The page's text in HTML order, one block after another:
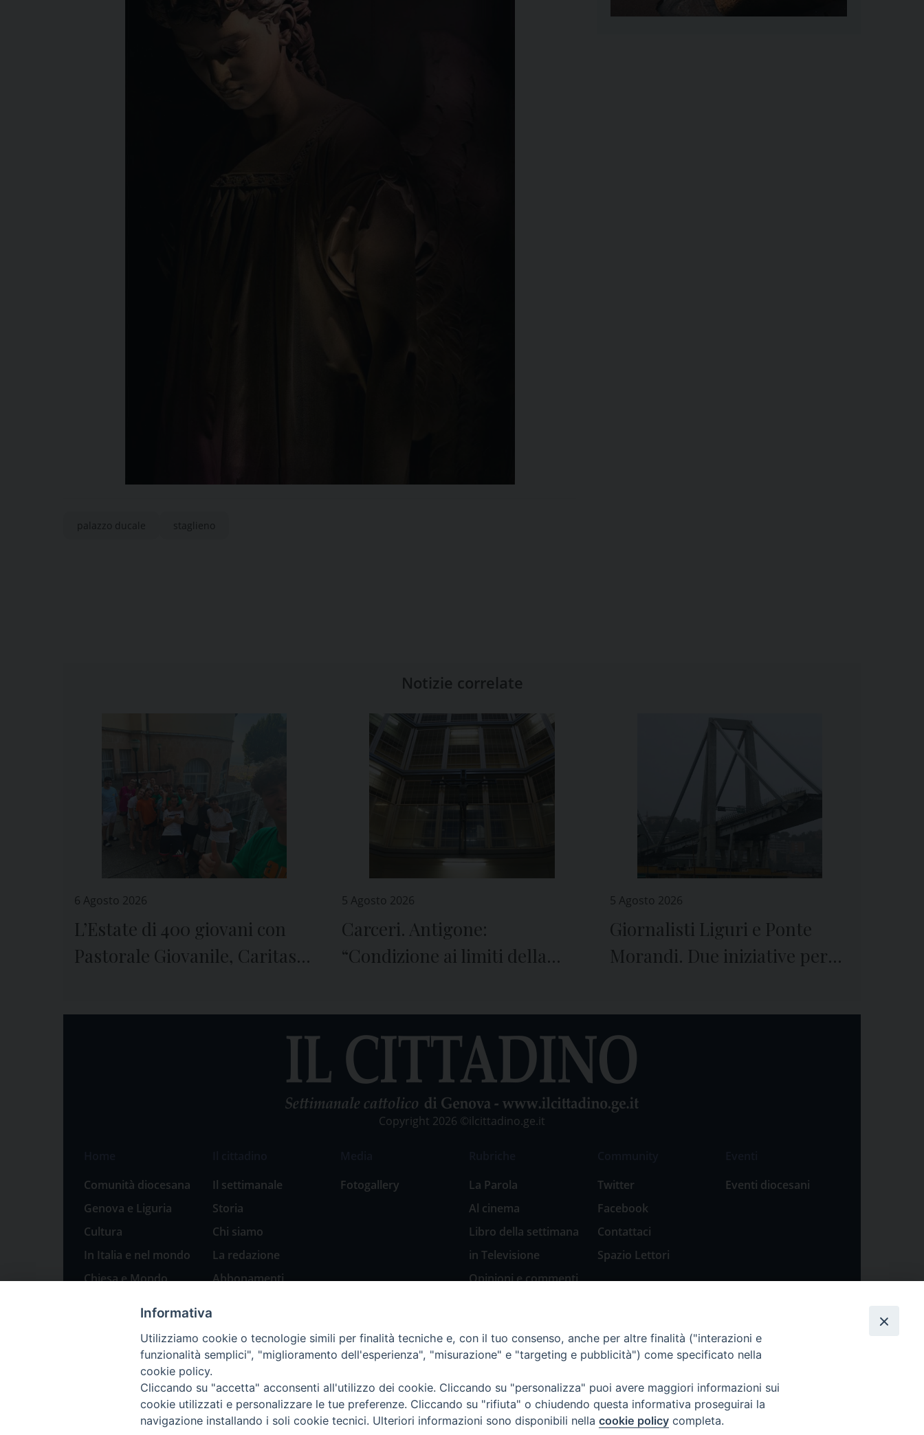
palazzo ducale staglieno
Notizie correlate
6 Agosto 2026
L’Estate di 400 giovani con
Pastorale Giovanile, Caritas e
5 Agosto 2026
Carceri. Antigone:
“Condizione ai limiti della
5 Agosto 2026
Giornalisti Liguri e Ponte
Morandi. Due iniziative per
Copyright 2026 ©ilcittadino.ge.it
Comunità diocesana
Genova e Liguria
Cultura
In Italia e nel mondo
Chiesa e Mondo
Natale 2023: presepi
Il settimanale
Storia
Chi siamo
La redazione
Abbonamenti
Fotogallery
La Parola
Al cinema
Libro della settimana
in Televisione
Opinioni e commenti
Natale 2018: Presepi
in Diocesi
Natale 2020: Presepi
nella Diocesi di
Genova
Twitter
Facebook
Contattaci
Spazio Lettori
Eventi diocesani
Informativa
Utilizziamo cookie o tecnologie simili per finalità tecniche e, con il tuo consenso, anche per altre finalità ("interazioni e
funzionalità semplici", "miglioramento dell'esperienza", "misurazione" e "targeting e pubblicità") come specificato nella
cookie policy.
Cliccando su "accetta" acconsenti all'utilizzo dei cookie. Cliccando su "personalizza" puoi avere maggiori informazioni sui
cookie utilizzati e personalizzare le tue preferenze. Cliccando su "rifiuta" o chiudendo questa informativa proseguirai la
navigazione installando i soli cookie tecnici. Ulteriori informazioni sono disponibili nella cookie policy completa.